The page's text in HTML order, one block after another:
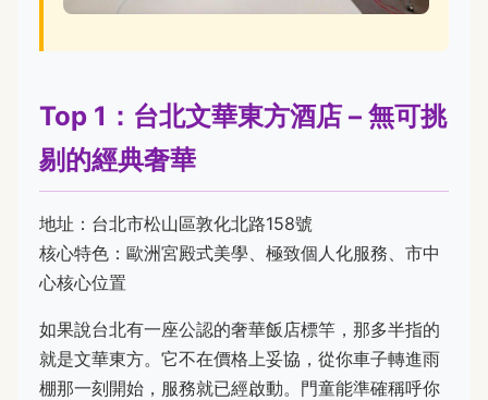
Top 1：台北文華東方酒店 – 無可挑
剔的經典奢華
地址：台北市松山區敦化北路158號
核心特色：歐洲宮殿式美學、極致個人化服務、市中
心核心位置
如果說台北有一座公認的奢華飯店標竿，那多半指的
就是文華東方。它不在價格上妥協，從你車子轉進雨
棚那一刻開始，服務就已經啟動。門童能準確稱呼你